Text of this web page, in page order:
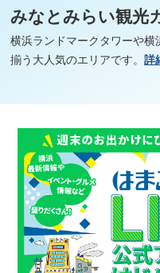
みなとみらい観光
横浜ランドマークタワーや横
揃う大人気のエリアです。詳